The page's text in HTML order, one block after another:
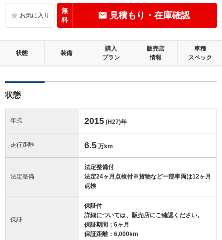
無
料
見積もり・在庫確認
状態 装備
購入
プラン
販売店
情報
車種
スペック
状態
年式 2015 (H27)年
走行距離 6.5 万km
法定整備
法定整備付
法定24ヶ月点検付※貨物など一部車両は12ヶ月
点検
保証
保証付
詳細については、販売店にご確認ください。
保証期間：6ヶ月
保証距離：6,000km